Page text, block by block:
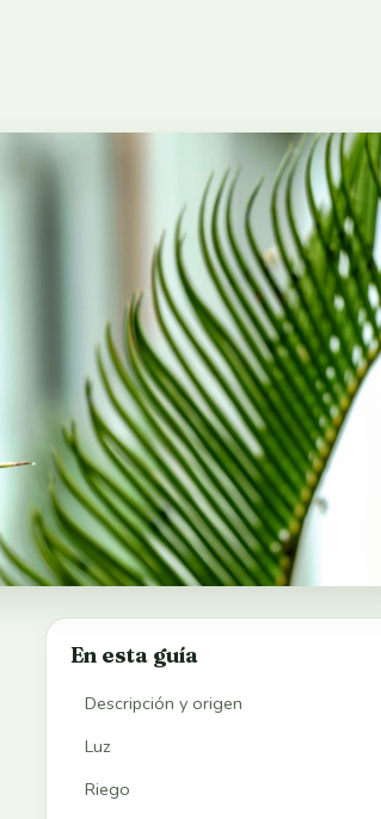
En esta guía
Descripción y origen
Luz
Riego